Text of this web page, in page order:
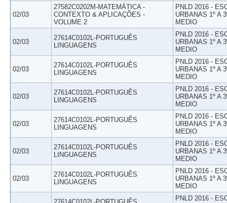
02/03
27582C0202M-MATEMÁTICA -
CONTEXTO & APLICAÇÕES -
VOLUME 2
PNLD 2016 -
URBANAS 1º A
MEDIO
02/03
27614C0102L-PORTUGUÊS
LINGUAGENS
PNLD 2016 -
URBANAS 1º A
MEDIO
02/03
27614C0102L-PORTUGUÊS
LINGUAGENS
PNLD 2016 -
URBANAS 1º A
MEDIO
02/03
27614C0102L-PORTUGUÊS
LINGUAGENS
PNLD 2016 -
URBANAS 1º A
MEDIO
02/03
27614C0102L-PORTUGUÊS
LINGUAGENS
PNLD 2016 -
URBANAS 1º A
MEDIO
02/03
27614C0102L-PORTUGUÊS
LINGUAGENS
PNLD 2016 -
URBANAS 1º A
MEDIO
02/03
27614C0102L-PORTUGUÊS
LINGUAGENS
PNLD 2016 -
URBANAS 1º A
MEDIO
PNLD 2016 -